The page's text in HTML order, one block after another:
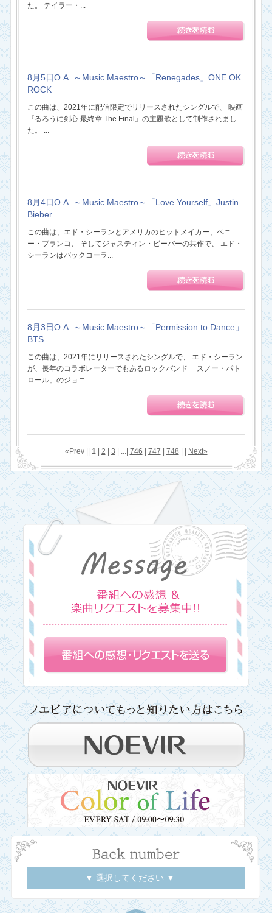
た。 テイラー・...
8月5日O.A. ～Music Maestro～「Renegades」ONE OK
ROCK
この曲は、2021年に配信限定でリリースされたシングルで、 映画
『るろうに剣心 最終章 The Final』の主題歌として制作されまし
た。 ...
8月4日O.A. ～Music Maestro～「Love Yourself」Justin
Bieber
この曲は、エド・シーランとアメリカのヒットメイカー、ベニ
ー・ブランコ、 そしてジャスティン・ビーバーの共作で、 エド・
シーランはバックコーラ...
8月3日O.A. ～Music Maestro～「Permission to Dance」
BTS
この曲は、2021年にリリースされたシングルで、 エド・シーラン
が、長年のコラボレーターでもあるロックバンド 「スノー・パト
ロール」のジョニ...
«Prev || 1| 2 3 | ...| 746 747 748 Next»